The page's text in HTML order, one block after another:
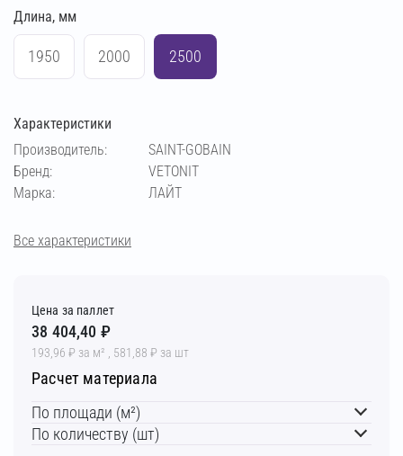
Длина, мм
1950 2000 2500
Характеристики
Производитель:
SAINT-GOBAIN
Бренд:
VETONIT
Марка:
ЛАЙТ
Все характеристики
Цена за паллет
38 404,40 ₽
193,96 ₽ за м² , 581,88 ₽ за шт
Расчет материала
По площади (м²)
По количеству (шт)